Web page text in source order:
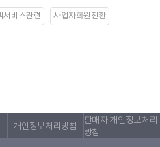
서비스관련 사업자회원전환
개인정보처리방침
판매자 개인정보처리
방침